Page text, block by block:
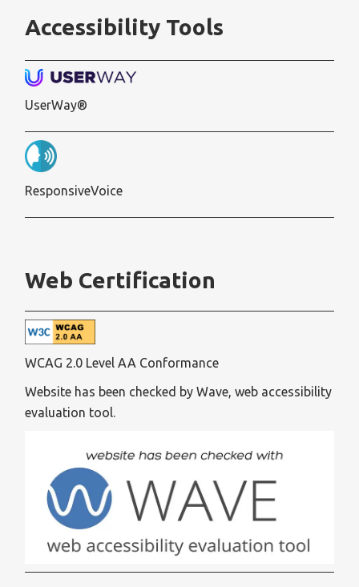
Accessibility Tools
UserWay®
ResponsiveVoice
Web Certification
WCAG 2.0 Level AA Conformance
Website has been checked by Wave, web accessibility
evaluation tool.